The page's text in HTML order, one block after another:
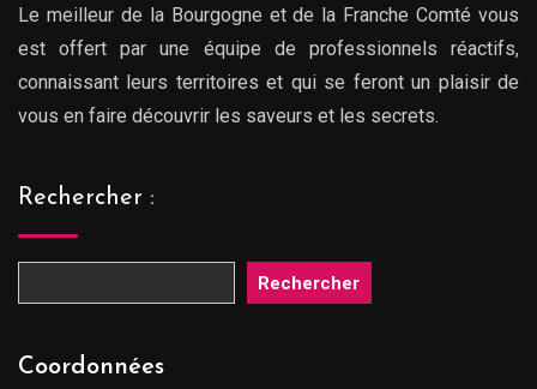
Le meilleur de la Bourgogne et de la Franche Comté vous
est offert par une équipe de professionnels réactifs,
connaissant leurs territoires et qui se feront un plaisir de
vous en faire découvrir les saveurs et les secrets.
Rechercher :
Rechercher
Coordonnées